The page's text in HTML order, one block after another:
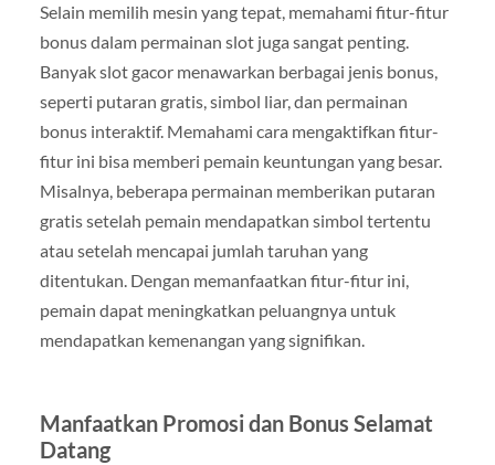
Selain memilih mesin yang tepat, memahami fitur-fitur
bonus dalam permainan slot juga sangat penting.
Banyak slot gacor menawarkan berbagai jenis bonus,
seperti putaran gratis, simbol liar, dan permainan
bonus interaktif. Memahami cara mengaktifkan fitur-
fitur ini bisa memberi pemain keuntungan yang besar.
Misalnya, beberapa permainan memberikan putaran
gratis setelah pemain mendapatkan simbol tertentu
atau setelah mencapai jumlah taruhan yang
ditentukan. Dengan memanfaatkan fitur-fitur ini,
pemain dapat meningkatkan peluangnya untuk
mendapatkan kemenangan yang signifikan.
Manfaatkan Promosi dan Bonus Selamat
Datang